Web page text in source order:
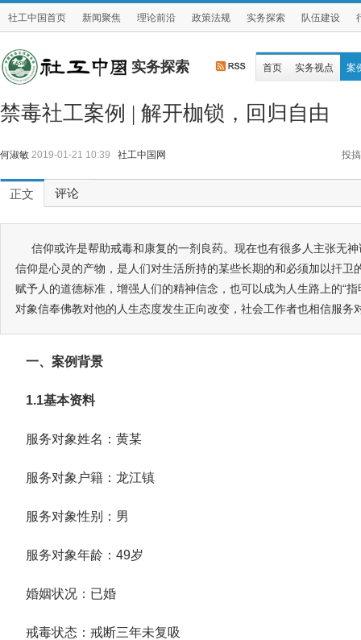
社工中国首页 新闻聚焦 理论前沿 政策法规 实务探索 队伍建设
实务探索 首页 实务视点 案
禁毒社工案例 | 解开枷锁，回归自由
何淑敏 2019-01-21 10:39 社工中国网 投搞
正文 评论
信仰或许是帮助戒毒和康复的一剂良药。现在也有很多人主张无
信仰是心灵的产物，是人们对生活所持的某些长期的和必须加以扞卫
赋予人的道德标准，增强人们的精神信念，也可以成为人生路上的“
对象信奉佛教对他的人生态度发生正向改变，社会工作者也相信服务
一、案例背景
1.1基本资料
服务对象姓名：黄某
服务对象户籍：龙江镇
服务对象性别：男
服务对象年龄：49岁
婚姻状况：已婚
戒毒状态：戒断三年未复吸